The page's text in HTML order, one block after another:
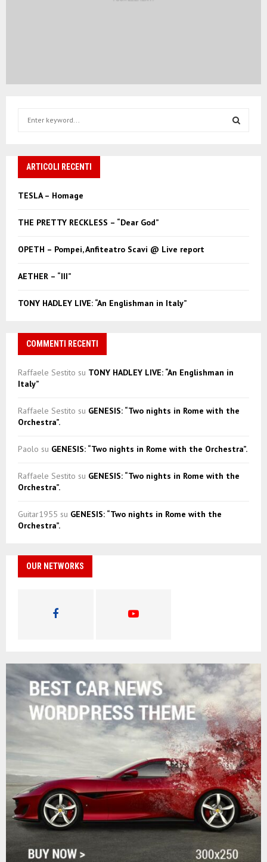
h
o
ARTICOLI RECENTI
TESLA – Homage
THE PRETTY RECKLESS – “Dear God”
OPETH – Pompei, Anfiteatro Scavi @ Live report
AETHER – “III”
TONY HADLEY LIVE: “An Englishman in Italy”
COMMENTI RECENTI
Raffaele Sestito su TONY HADLEY LIVE: “An Englishman in
Italy”
Raffaele Sestito su GENESIS: “Two nights in Rome with the
Orchestra”.
Paolo su GENESIS: “Two nights in Rome with the Orchestra”.
Raffaele Sestito su GENESIS: “Two nights in Rome with the
Orchestra”.
Guitar1955 su GENESIS: “Two nights in Rome with the
Orchestra”.
OUR NETWORKS